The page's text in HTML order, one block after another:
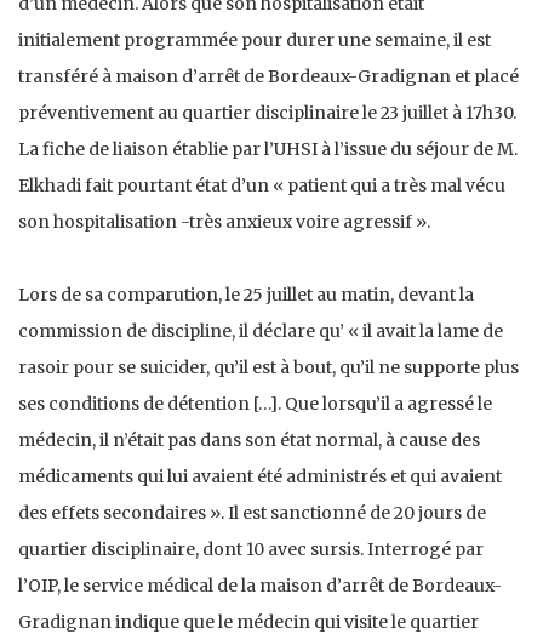
initialement programmée pour durer une semaine, il est
transféré à maison d’arrêt de Bordeaux-Gradignan et placé
préventivement au quartier disciplinaire le 23 juillet à 17h30.
La fiche de liaison établie par l’UHSI à l’issue du séjour de M.
Elkhadi fait pourtant état d’un « patient qui a très mal vécu
son hospitalisation -très anxieux voire agressif ».
Lors de sa comparution, le 25 juillet au matin, devant la
commission de discipline, il déclare qu’ « il avait la lame de
rasoir pour se suicider, qu’il est à bout, qu’il ne supporte plus
ses conditions de détention […]. Que lorsqu’il a agressé le
médecin, il n’était pas dans son état normal, à cause des
médicaments qui lui avaient été administrés et qui avaient
des effets secondaires ». Il est sanctionné de 20 jours de
quartier disciplinaire, dont 10 avec sursis. Interrogé par
l’OIP, le service médical de la maison d’arrêt de Bordeaux-
Gradignan indique que le médecin qui visite le quartier